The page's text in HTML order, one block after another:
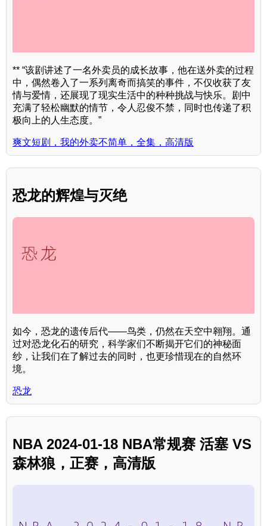
** “该剧讲述了一名外卖员的成长故事，他在送外卖的过程
中，偶然卷入了一系列离奇而搞笑的事件，不仅收获了友
情与爱情，还展现了现实生活中的种种挑战与快乐。剧中
充满了轻松幽默的情节，令人忍俊不禁，同时也传递了积
极向上的人生态度。”
爽文短剧，我的外卖不简单，全集，高清版
恐龙的辉煌与灭绝
如今，恐龙的遗传后代——鸟类，仍然在天空中翱翔。通
过对恐龙化石的研究，科学家们不断揭开它们的神秘面
纱，让我们在了解过去的同时，也更珍惜现在的自然环
境。
恐龙
NBA 2024-01-18 NBA常规赛 活塞 VS
森林狼，正赛，高清版